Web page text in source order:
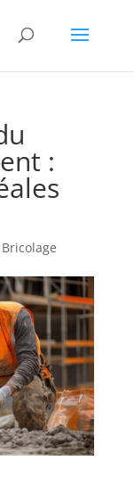
:
Bricolage